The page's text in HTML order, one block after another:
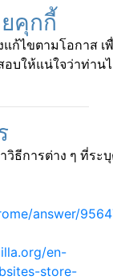
คุกกี้
ตามโอกาส เพื่
บให้แน่ใจว่าท่านไ
รต่าง ๆ ที่ระบุต
answer/
en-
store-